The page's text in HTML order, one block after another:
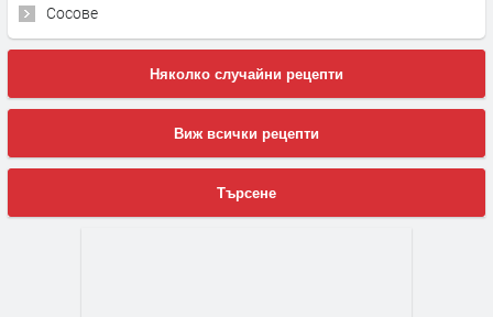
Сосове
Няколко случайни рецепти
Виж всички рецепти
Търсене